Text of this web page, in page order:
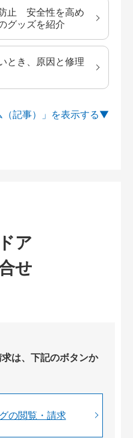
止 安全性を高め
グッズを紹介
とき、原因と修理
記事）」を
ア
せ
は、下記のボタンか
の閲覧・請求